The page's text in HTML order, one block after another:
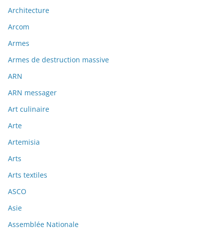
Architecture
Arcom
Armes
Armes de destruction massive
ARN
ARN messager
Art culinaire
Arte
Artemisia
Arts
Arts textiles
ASCO
Asie
Assemblée Nationale